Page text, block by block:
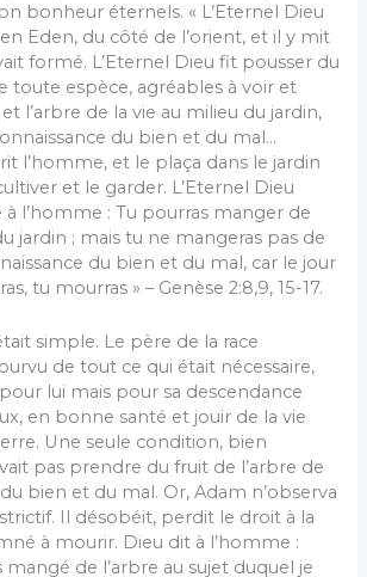
bonheur éternels. « L’Eternel Dieu
Eden, du côté de l’orient, et il y mit
formé. L’Eternel Dieu fit pousser du
toute espèce, agréables à voir et
l’arbre de la vie au milieu du jardin,
du bien et du mal…
l’homme, et le plaça dans le jardin
et le garder. L’Eternel Dieu
l’homme : Tu pourras manger de
jardin ; mais tu ne mangeras pas de
du bien et du mal, car le jour
tu mourras » – Genèse 2:8,9, 15-17.
simple. Le père de la race
de tout ce qui était nécessaire,
lui mais pour sa descendance
en bonne santé et jouir de la vie
Une seule condition, bien
pas prendre du fruit de l’arbre de
bien et du mal. Or, Adam n’observa
Il désobéit, perdit le droit à la
à mourir. Dieu dit à l’homme :
mangé de l’arbre au sujet duquel je